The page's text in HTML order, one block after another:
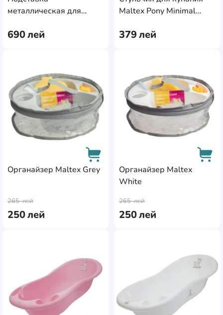
металлическая для
Universal White
690лей
AddCardToCart
Maltex Pony Minimal
379лей
Органайзер Maltex Grey
250лей
265лей
Органайзер Maltex
White
250лей
265лей